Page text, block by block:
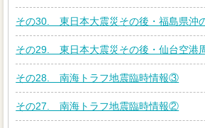
その30. 東日本大震災その後・福島県沖
その29. 東日本大震災その後・仙台空港
その28. 南海トラフ地震臨時情報③
その27. 南海トラフ地震臨時情報②